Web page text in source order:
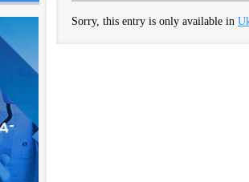
Sorry, this entry is only available in